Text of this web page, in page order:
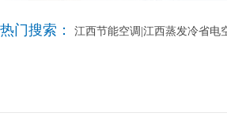
热门搜索： 江西节能空调|江西蒸发冷省电